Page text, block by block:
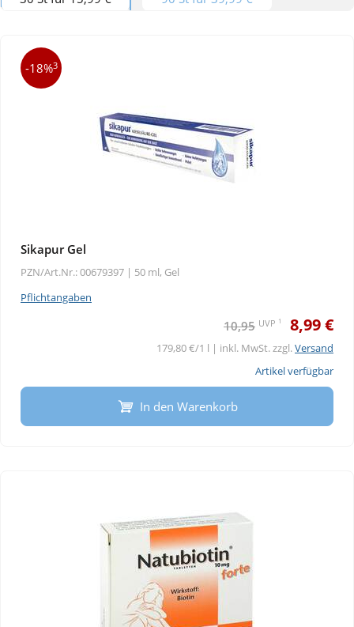
-18%3
Sikapur Gel
PZN/Art.Nr.: 00679397 | 50 ml, Gel
Pflichtangaben
10,95 UVP 1 8,99 €
179,80 €/1 l | inkl. MwSt. zzgl.Versand
Artikel verfügbar
In den Warenkorb